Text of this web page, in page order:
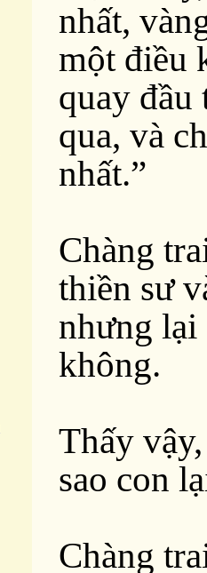
nhất,
một điều
quay
qua, và
nhất.”
Chàng
thiền sư
nhưng
không.
Thấy
sao con
Chàng